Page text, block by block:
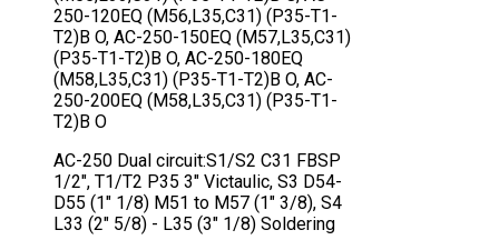
250-120EQ (M56,L35,C31) (P35-T1-
T2)B O, AC-250-150EQ (M57,L35,C31)
(P35-T1-T2)B O, AC-250-180EQ
(M58,L35,C31) (P35-T1-T2)B O, AC-
250-200EQ (M58,L35,C31) (P35-T1-
T2)B O
AC-250 Dual circuit:S1/S2 C31 FBSP
1/2", T1/T2 P35 3" Victaulic, S3 D54-
D55 (1" 1/8) M51 to M57 (1" 3/8), S4
L33 (2" 5/8) - L35 (3" 1/8) Soldering